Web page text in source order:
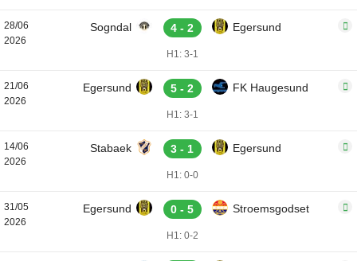
28/06
2026
Sogndal 4 - 2 Egersund
H1: 3-1
21/06
2026
Egersund 5 - 2 FK Haugesund
H1: 3-1
14/06
2026
Stabaek 3 - 1 Egersund
H1: 0-0
31/05
2026
Egersund 0 - 5 Stroemsgodset
H1: 0-2